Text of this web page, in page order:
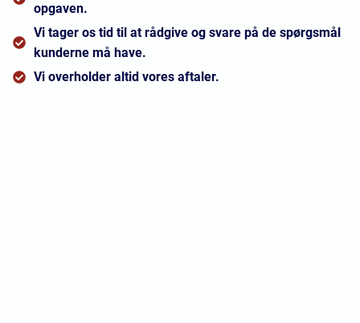
opgaven.
Vi tager os tid til at rådgive og svare på de spørgsmål
kunderne må have.
Vi overholder altid vores aftaler.